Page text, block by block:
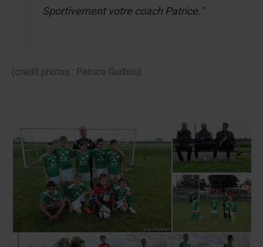
Sportivement votre coach Patrice."
(crédit photos : Patrice Guilhou)